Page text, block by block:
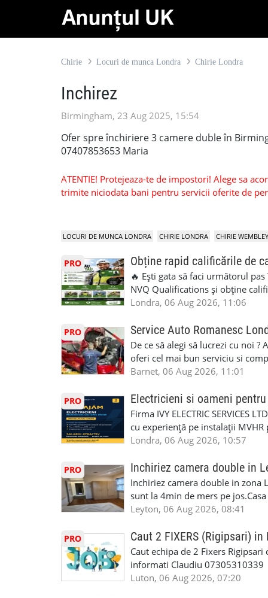
Chirie Locuri de munca Londra Chirie Londra
Inchirez
Birmingham, 23 Aug 2025, 15:54
Ofer spre închiriere 3 camere duble în
07407853653 Maria
ATENTIE! Protejeaza-te de impostori! Alege sa
trimite niciodata bani pentru servicii oferite de
LOCURI DE MUNCA LONDRA CHIRIE LONDRA CHIRIE WEMBLEY
PRO Obține rapid calificările de
🔥 Ești gata să faci următorul
NVQ Qualifications și obține
Calificări recunoscute în UK ✅
competențele 👷 Indiferent dacă
oficială, noi te ajutăm să alegi
complicații. 💥 Suport real de la
noi oportunități de muncă și de
6RR 🚀 CSCS Colindale – GQA
te astăzi. Construiește-ți viitorul
Londra, 06 Aug 2026, 11:06
PRO Service Auto Romanesc
De ce să alegi să lucrezi cu noi
oferi cel mai bun serviciu si
alegerea ideală: Personal
Auto. Indiferent de situație,
repara in scurt timp si eficient
garaj auto care ofera orice tip de
Lucram cu Toate Garantiile si
iTP/MOT Masini Mici si Vanuri
Accident Management, Preluam
Masina la Schimb. ✅ Distributii
Geometrie Profesionala Roti
Explicatii. ✅ Suntem foarte buni
Reparam orice tip de masina
Masina de Drum Lung. ✅
Detailing Auto Interior/Exterior.
WhatsApp Text https://wa.link/
6HB
Barnet, 06 Aug 2026, 11:01
PRO Electricieni si oameni
Firma IVY ELECTRIC SERVICES
cu experiență pe instalații
obligatorii: 🔹 Full PPE
lucru constant ✅ Echipă
detalii și programare, trimiteți
Londra, 06 Aug 2026, 10:57
PRO Inchiriez camera double in
Inchiriez camera double in zona
sunt la 4min de mers pe
incluse.Cautam o persoana sau
seriozitate.Multumesc anticipat.
Leyton, 06 Aug 2026, 08:41
PRO Caut 2 FIXERS (Rigipsari) in
Caut echipa de 2 Fixers
informati Claudiu 07305310339
Luton, 06 Aug 2026, 07:20